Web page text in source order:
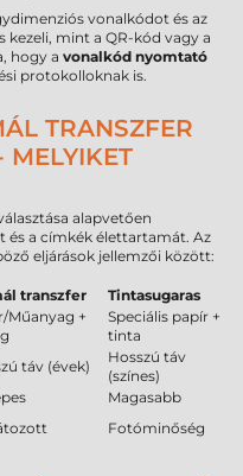
vonalkódot és az
mint a QR-kód vagy a
hogy a vonalkód nyomtató
protokolloknak is.
TRANSZFER
MELYIKET
alapvetően
és a címkék élettartamát. Az
eljárások jellemzői között:
transzfer
Tintasugaras
Műanyag +
Speciális papír +
tinta
táv (évek)
Hosszú táv
(színes)
Magasabb
Fotóminőség